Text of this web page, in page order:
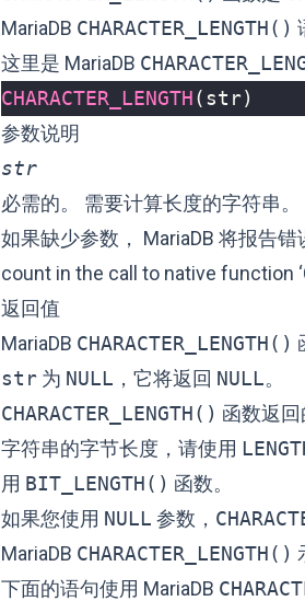
MariaDB CHARACTER_LENGTH()
这里是 MariaDB
CHARACTER_LENGTH(str)
参数说明
str
必需的。 需要计算长度的字符串。
如果缺少参数， MariaDB 将报告
count in the call to native function
返回值
MariaDB CHARACTER_LENGTH()
str 为 NULL ，它将返回 NULL。
CHARACTER_LENGTH() 函数返
字符串的字节长度，请使用
用 BIT_LENGTH() 函数。
如果您使用 NULL 参数，
MariaDB CHARACTER_LENGTH()
下面的语句使用 MariaDB